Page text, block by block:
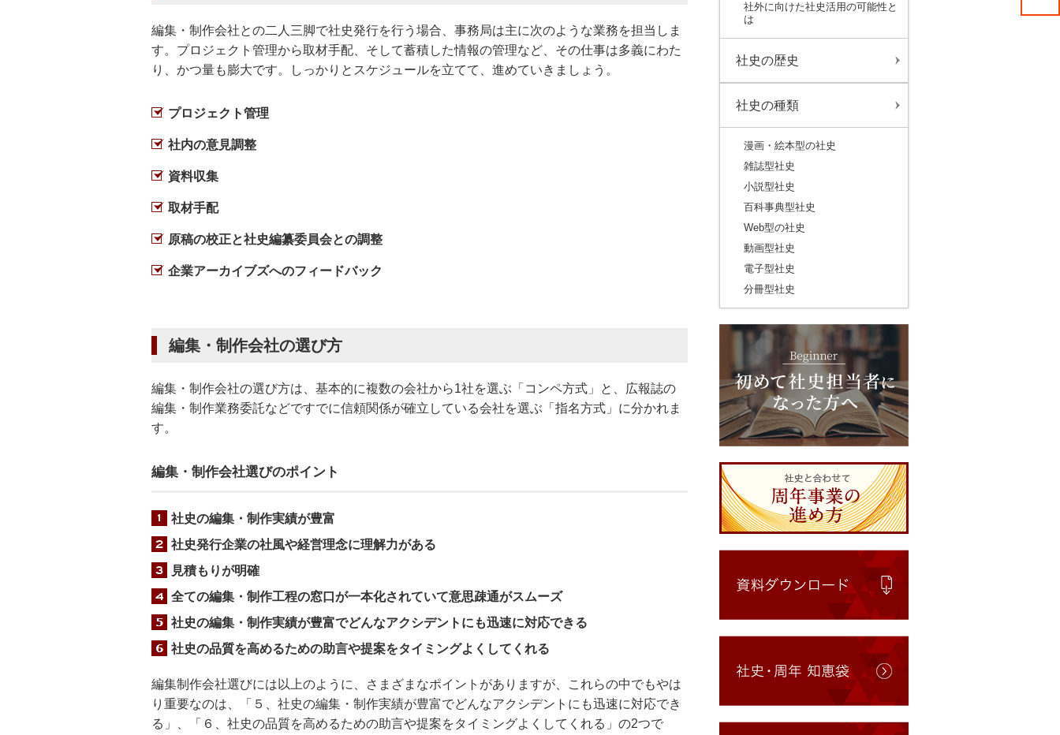
編集・制作会社との二人三脚で社史発行を行う場合、事務局は主に次のような業務を担当しま
す。プロジェクト管理から取材手配、そして蓄積した情報の管理など、その仕事は多義にわた
り、かつ量も膨大です。しっかりとスケジュールを立てて、進めていきましょう。
プロジェクト管理
社内の意見調整
資料収集
取材手配
原稿の校正と社史編纂委員会との調整
企業アーカイブズへのフィードバック
編集・制作会社の選び方
編集・制作会社の選び方は、基本的に複数の会社から1社を選ぶ「コンペ方式」と、広報誌の
編集・制作業務委託などですでに信頼関係が確立している会社を選ぶ「指名方式」に分かれま
す。
編集・制作会社選びのポイント
社史の編集・制作実績が豊富
社史発行企業の社風や経営理念に理解力がある
見積もりが明確
全ての編集・制作工程の窓口が一本化されていて意思疎通がスムーズ
社史の編集・制作実績が豊富でどんなアクシデントにも迅速に対応できる
社史の品質を高めるための助言や提案をタイミングよくしてくれる
編集制作会社選びには以上のように、さまざまなポイントがありますが、これらの中でもやは
り重要なのは、「５、社史の編集・制作実績が豊富でどんなアクシデントにも迅速に対応でき
る」、「６、社史の品質を高めるための助言や提案をタイミングよくしてくれる」の2つで
社外に向けた社史活用の可能性と
は
社史の歴史
社史の種類
漫画・絵本型の社史
雑誌型社史
小説型社史
百科事典型社史
Web型の社史
動画型社史
電子型社史
分冊型社史